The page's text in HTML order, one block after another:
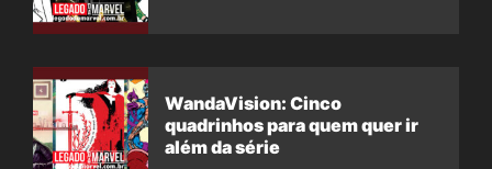
WandaVision: Cinco
quadrinhos para quem quer ir
além da série